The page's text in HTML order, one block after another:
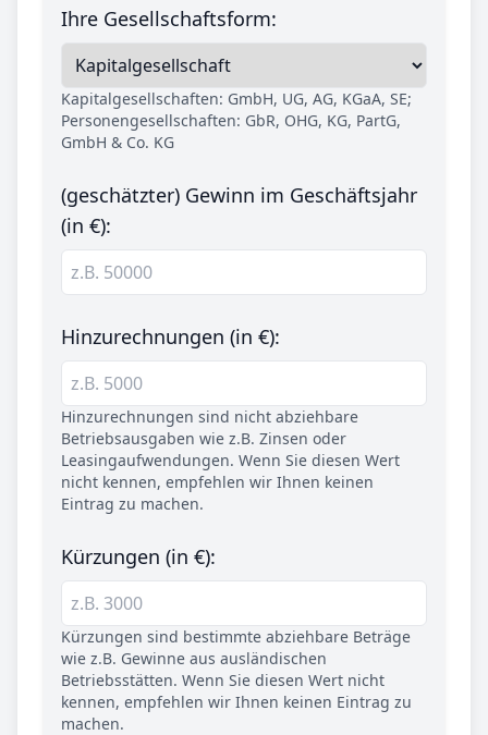
Ihre Gesellschaftsform:
Kapitalgesellschaften: GmbH, UG, AG, KGaA, SE;
Personengesellschaften: GbR, OHG, KG, PartG,
GmbH & Co. KG
(geschätzter) Gewinn im Geschäftsjahr
(in €):
Hinzurechnungen (in €):
Hinzurechnungen sind nicht abziehbare
Betriebsausgaben wie z.B. Zinsen oder
Leasingaufwendungen. Wenn Sie diesen Wert
nicht kennen, empfehlen wir Ihnen keinen
Eintrag zu machen.
Kürzungen (in €):
Kürzungen sind bestimmte abziehbare Beträge
wie z.B. Gewinne aus ausländischen
Betriebsstätten. Wenn Sie diesen Wert nicht
kennen, empfehlen wir Ihnen keinen Eintrag zu
machen.